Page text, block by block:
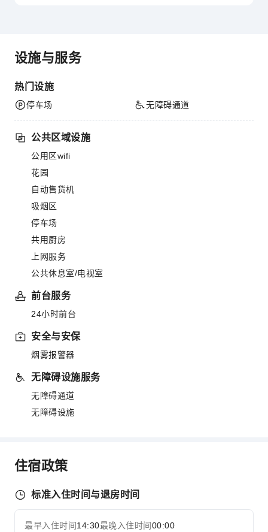
设施与服务
热门设施
停车场 无障碍通道
公共区域设施
公用区wifi
花园
自动售货机
吸烟区
停车场
共用厨房
上网服务
公共休息室/电视室
前台服务
24小时前台
安全与安保
烟雾报警器
无障碍设施服务
无障碍通道
无障碍设施
住宿政策
标准入住时间与退房时间
最早入住时间14:30最晚入住时间00:00